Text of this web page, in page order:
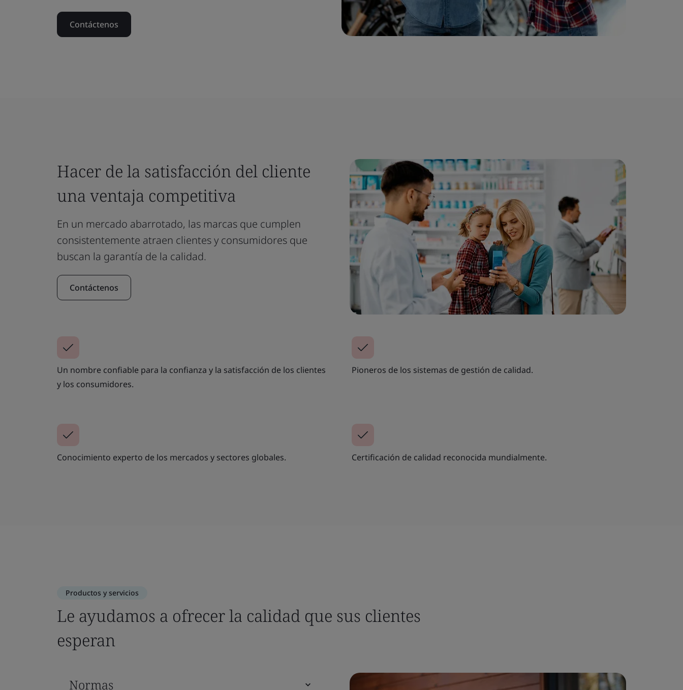
Contáctenos
Hacer de la satisfacción del cliente
una ventaja competitiva
En un mercado abarrotado, las marcas que cumplen
consistentemente atraen clientes y consumidores que
buscan la garantía de la calidad.
Contáctenos
Un nombre confiable para la confianza y la satisfacción de los clientes
y los consumidores.
Pioneros de los sistemas de gestión de calidad.
Conocimiento experto de los mercados y sectores globales. Certificación de calidad reconocida mundialmente.
Productos y servicios
Le ayudamos a ofrecer la calidad que sus clientes
esperan
Normas